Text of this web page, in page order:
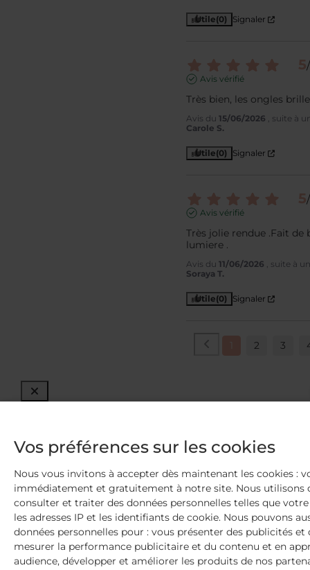
Utile(0) Signaler
5/
Avis vérifié
Très bien, les ongles
Avis du 15/06/2026 , suite à
Carole S.
Utile(0) Signaler
5/
Avis vérifié
Très jolie rendue .Fait de
lumiere .
Avis du 11/06/2026 , suite à
Soraya T.
Utile(0) Signaler
2 3
2 Échantillons offerts
Vos préférences sur les cookies
Nous vous invitons à accepter dès maintenant les cookies :
immédiatement et gratuitement à notre site. Nous utilisons
consulter et traiter des données personnelles telles que
les adresses IP et les identifiants de cookie. Nous pouvons
données personnelles pour : vous présenter des publicités et
mesurer la performance publicitaire et du contenu et en
audience, développer et améliorer les produits de nos